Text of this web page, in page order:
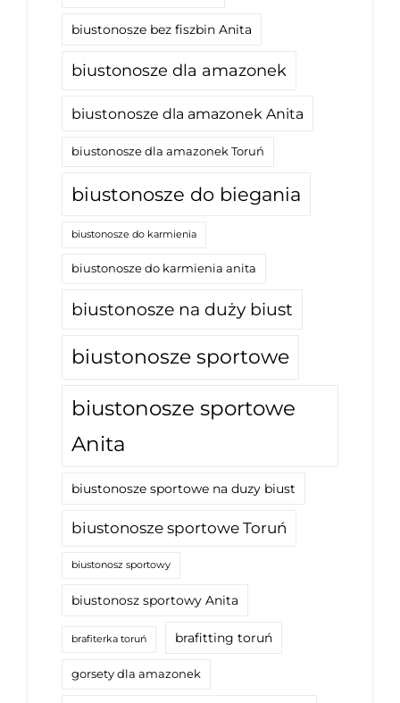
biustonosze bez fiszbin Anita
biustonosze dla amazonek
biustonosze dla amazonek Anita
biustonosze dla amazonek Toruń
biustonosze do biegania
biustonosze do karmienia
biustonosze do karmienia anita
biustonosze na duży biust
biustonosze sportowe
biustonosze sportowe
Anita
biustonosze sportowe na duzy biust
biustonosze sportowe Toruń
biustonosz sportowy
biustonosz sportowy Anita
brafiterka toruń brafitting toruń
gorsety dla amazonek